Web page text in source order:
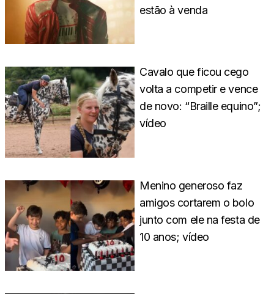
estão à venda
Cavalo que ficou cego
volta a competir e vence
de novo: “Braille equino”;
vídeo
Menino generoso faz
amigos cortarem o bolo
junto com ele na festa de
10 anos; vídeo